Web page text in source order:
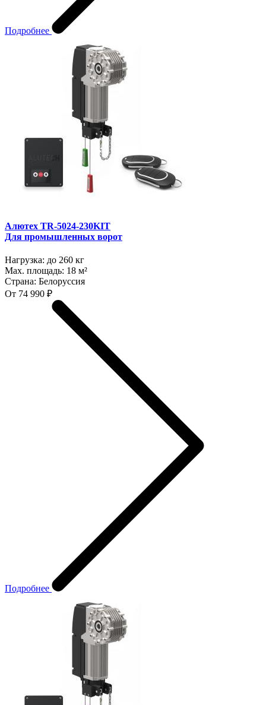
Подробнее
Алютех TR-5024-230KIT
Для промышленных ворот
Нагрузка: до 260 кг
Max. площадь: 18 м²
Страна: Белоруссия
От 74 990 ₽
Подробнее